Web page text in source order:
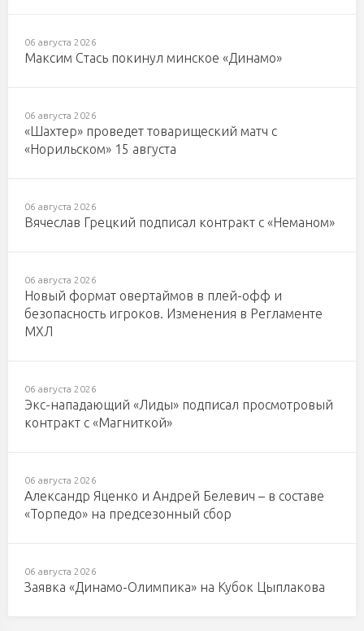
06 августа 2026
Максим Стась покинул минское «Динамо»
06 августа 2026
«Шахтер» проведет товарищеский матч с
«Норильском» 15 августа
06 августа 2026
Вячеслав Грецкий подписал контракт с «Неманом»
06 августа 2026
Новый формат овертаймов в плей-офф и
безопасность игроков. Изменения в Регламенте
МХЛ
06 августа 2026
Экс-нападающий «Лиды» подписал просмотровый
контракт с «Магниткой»
06 августа 2026
Александр Яценко и Андрей Белевич – в составе
«Торпедо» на предсезонный сбор
06 августа 2026
Заявка «Динамо-Олимпика» на Кубок Цыплакова